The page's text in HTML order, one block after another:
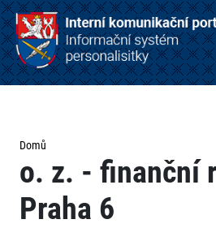
Domů
o. z. - finanční
Praha 6